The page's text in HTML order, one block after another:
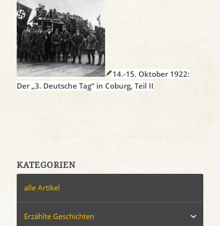
14.-15. Oktober 1922:
Der „3. Deutsche Tag“ in Coburg, Teil II
KATEGORIEN
alle Artikel
Erzählte Geschichten